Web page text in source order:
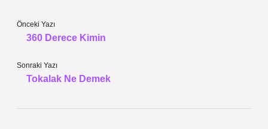
Önceki Yazı
360 Derece Kimin
Sonraki Yazı
Tokalak Ne Demek